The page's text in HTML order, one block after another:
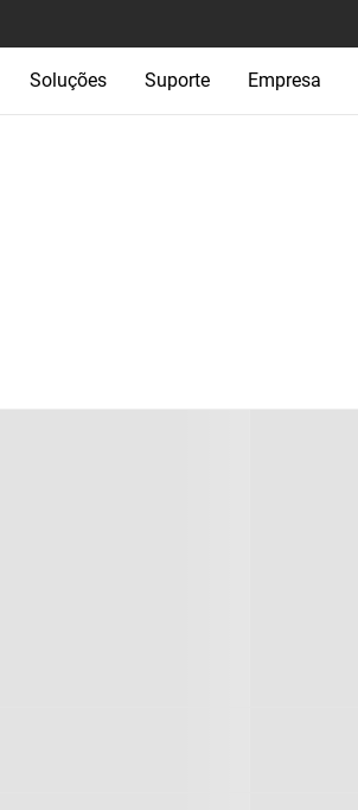
Soluções Suporte Empresa